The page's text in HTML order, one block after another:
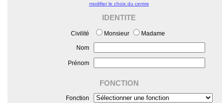
modifier le choix du centre
IDENTITE
Civilité Monsieur Madame
Nom
Prénom
FONCTION
Fonction